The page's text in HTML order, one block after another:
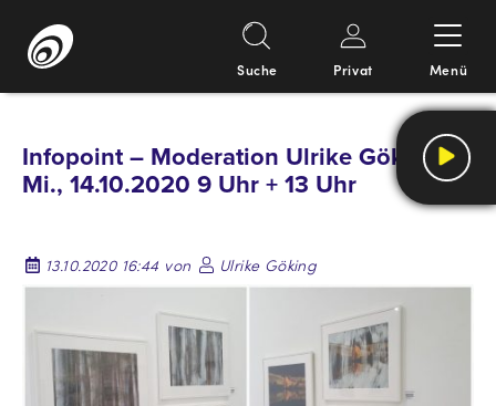
Inhalt
Suche Privat Menü
Infopoint – Moderation Ulrike Göking –
Mi., 14.10.2020 9 Uhr + 13 Uhr
13.10.2020 16:44 von Ulrike Göking